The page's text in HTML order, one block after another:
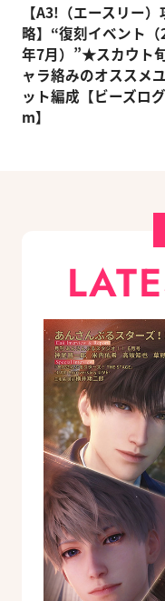
【A3!（エースリー）
略】“復刻イベント（
年7月）”★スカウト
ャラ絡みのオススメ
ット編成【ビーズロ
m】